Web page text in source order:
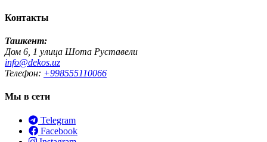
Контакты
Ташкент:
Дом 6, 1 улица Шота Руставели
info@dekos.uz
Телефон: +998555110066
Мы в сети
Telegram
Facebook